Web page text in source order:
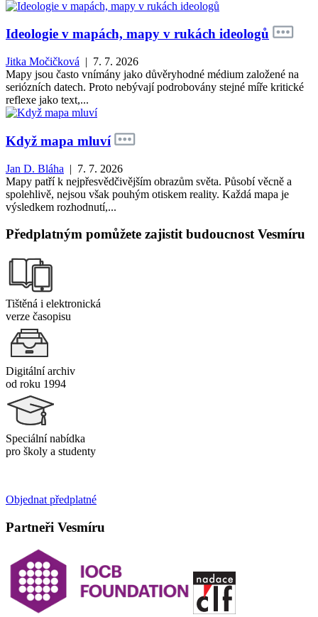
Ideologie v mapách, mapy v rukách ideologů
Jitka Močičková | 7. 7. 2026
Mapy jsou často vnímány jako důvěryhodné médium založené na
seriózních datech. Proto nebývají podrobovány stejné míře kritické
reflexe jako text,...
Když mapa mluví
Jan D. Bláha | 7. 7. 2026
Mapy patří k nejpřesvědčivějším obrazům světa. Působí věcně a
spolehlivě, nejsou však pouhým otiskem reality. Každá mapa je
výsledkem rozhodnutí,...
Předplatným pomůžete zajistit budoucnost Vesmíru
Tištěná i elektronická
verze časopisu
Digitální archiv
od roku 1994
Speciální nabídka
pro školy a studenty
Objednat předplatné
Partneři Vesmíru